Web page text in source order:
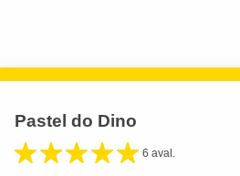
Pastel do Dino
6 aval.